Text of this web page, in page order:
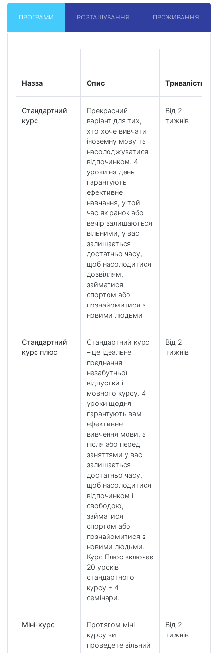
ПРОГРАМИ РОЗТАШУВАННЯ ПРОЖИВАННЯ
Назва Опис Тривалість
Стандартний
курс
Прекрасний
варіант для тих,
хто хоче вивчати
іноземну мову та
насолоджуватися
відпочинком. 4
уроки на день
гарантують
ефективне
навчання, у той
час як ранок або
вечір залишаються
вільними, у вас
залишається
достатньо часу,
щоб насолодитися
дозвіллям,
займатися
спортом або
познайомитися з
новими людьми
Від 2
тижнів
Стандартний
курс плюс
Стандартний курс
– це ідеальне
поєднання
незабутньої
відпустки і
мовного курсу. 4
уроки щодня
гарантують вам
ефективне
вивчення мови, а
після або перед
заняттями у вас
залишається
достатньо часу,
щоб насолодитися
відпочинком і
свободою,
займатися
спортом або
познайомитися з
новими людьми.
Курс Плюс включає
20 уроків
стандартного
курсу + 4
семінари.
Від 2
тижнів
Міні-курс
Протягом міні-
курсу ви
проведете вільний
Від 2
тижнів